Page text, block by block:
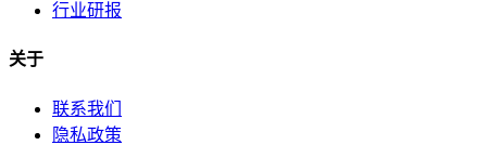
行业研报
关于
联系我们
隐私政策